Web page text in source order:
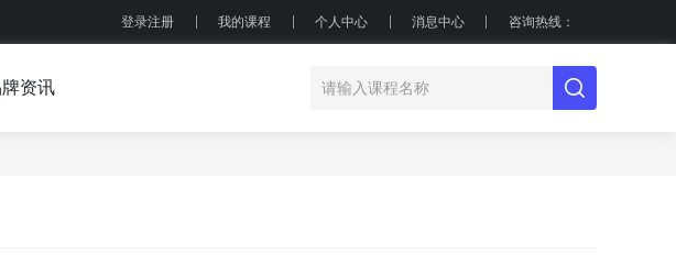
登录注册 我的课程 个人中心 消息中心 咨询热线：
资讯